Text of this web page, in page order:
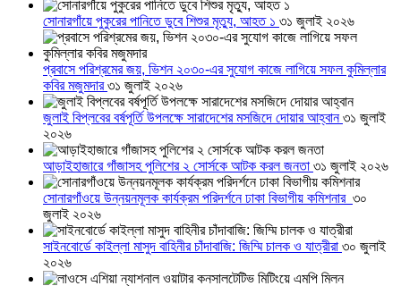
সোনারগাঁয়ে পুকুরের পানিতে ডুবে শিশুর মৃত্যু, আহত ১ ৩১ জুলাই ২০২৬
প্রবাসে পরিশ্রমের জয়, ভিশন ২০৩০-এর সুযোগ কাজে লাগিয়ে সফল কুমিল্লার
কবির মজুমদার৩১ জুলাই ২০২৬
জুলাই বিপ্লবের বর্ষপূর্তি উপলক্ষে সারাদেশের মসজিদে দোয়ার আহ্বান৩১ জুলাই
২০২৬
আড়াইহাজারে গাঁজাসহ পুলিশের ২ সোর্সকে আটক করল জনতা ৩১ জুলাই ২০২৬
সোনারগাঁওয়ে উন্নয়নমূলক কার্যক্রম পরিদর্শনে ঢাকা বিভাগীয় কমিশনার ৩০
জুলাই ২০২৬
সাইনবোর্ডে কাইল্লা মাসুদ বাহিনীর চাঁদাবাজি: জিম্মি চালক ও যাত্রীরা ৩০ জুলাই
২০২৬